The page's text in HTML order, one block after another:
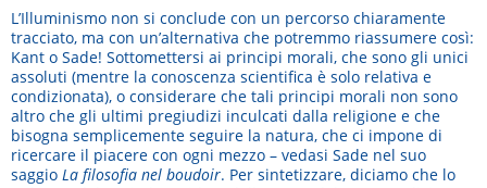
L’Illuminismo non si conclude con un percorso chiaramente
tracciato, ma con un’alternativa che potremmo riassumere così:
Kant o Sade! Sottomettersi ai principi morali, che sono gli unici
assoluti (mentre la conoscenza scientifica è solo relativa e
condizionata), o considerare che tali principi morali non sono
altro che gli ultimi pregiudizi inculcati dalla religione e che
bisogna semplicemente seguire la natura, che ci impone di
ricercare il piacere con ogni mezzo – vedasi Sade nel suo
saggio La filosofia nel boudoir. Per sintetizzare, diciamo che lo